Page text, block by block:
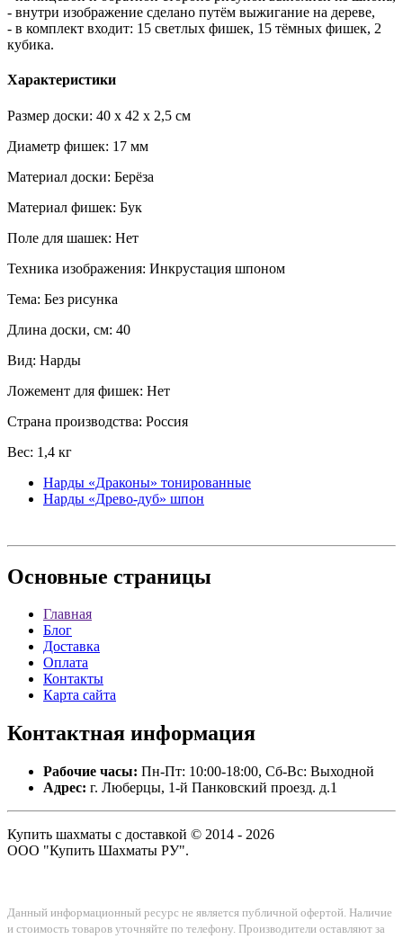
- внутри изображение сделано путём выжигание на дереве,
- в комплект входит: 15 светлых фишек, 15 тёмных фишек, 2
кубика.
Характеристики
Размер доски: 40 x 42 x 2,5 см
Диаметр фишек: 17 мм
Материал доски: Берёза
Материал фишек: Бук
Поле для шашек: Нет
Техника изображения: Инкрустация шпоном
Тема: Без рисунка
Длина доски, см: 40
Вид: Нарды
Ложемент для фишек: Нет
Страна производства: Россия
Вес: 1,4 кг
Нарды «Драконы» тонированные
Нарды «Древо-дуб» шпон
Основные страницы
Главная
Блог
Доставка
Оплата
Контакты
Карта сайта
Контактная информация
Рабочие часы: Пн-Пт: 10:00-18:00, Сб-Вс: Выходной
Адрес: г. Люберцы, 1-й Панковский проезд. д.1
Купить шахматы с доставкой © 2014 - 2026
ООО "Купить Шахматы РУ".
Данный информационный ресурс не является публичной офертой. Наличие
и стоимость товаров уточняйте по телефону. Производители оставляют за